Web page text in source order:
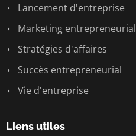
Lancement d'entreprise
Marketing entrepreneurial
Stratégies d'affaires
Succès entrepreneurial
Vie d'entreprise
Liens utiles